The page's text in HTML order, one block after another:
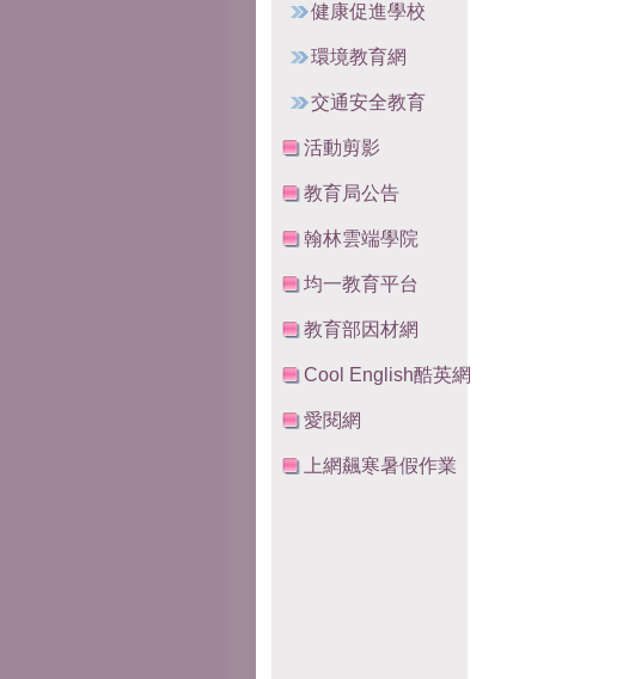
健康促進學校
環境教育網
交通安全教育
活動剪影
教育局公告
翰林雲端學院
均一教育平台
教育部因材網
Cool English酷英網
愛閱網
上網飆寒暑假作業